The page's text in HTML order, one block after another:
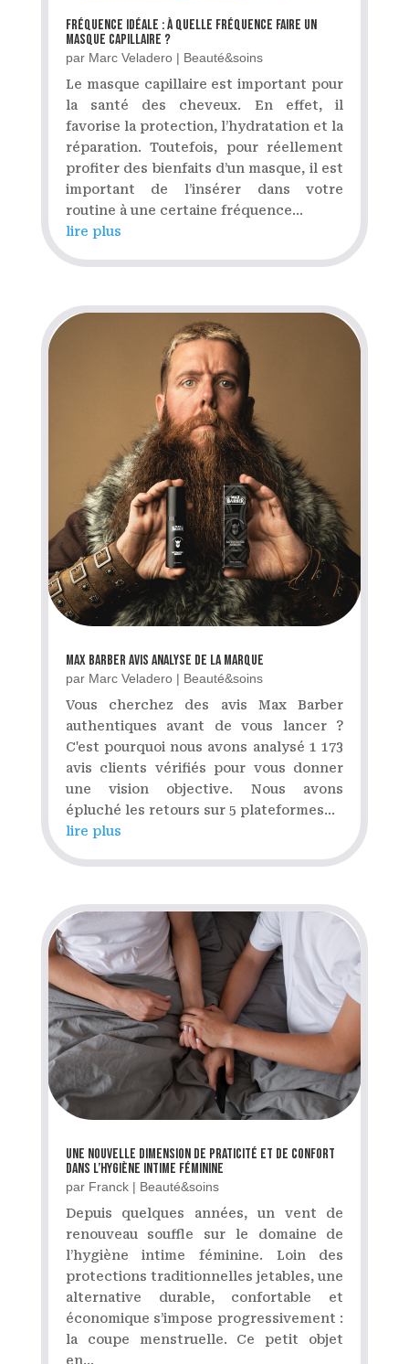
Fréquence idéale : à quelle fréquence faire un
masque capillaire ?
par Marc Veladero| Beauté&soins
Le masque capillaire est important pour
la santé des cheveux. En effet, il
favorise la protection, l’hydratation et la
réparation. Toutefois, pour réellement
profiter des bienfaits d’un masque, il est
important de l’insérer dans votre
routine à une certaine fréquence...
lire plus
Max Barber Avis Analyse de la Marque
par Marc Veladero| Beauté&soins
Vous cherchez des avis Max Barber
authentiques avant de vous lancer ?
C'est pourquoi nous avons analysé 1 173
avis clients vérifiés pour vous donner
une vision objective. Nous avons
épluché les retours sur 5 plateformes...
lire plus
Une nouvelle dimension de praticité et de confort
dans l’hygiène intime féminine
par Franck| Beauté&soins
Depuis quelques années, un vent de
renouveau souffle sur le domaine de
l’hygiène intime féminine. Loin des
protections traditionnelles jetables, une
alternative durable, confortable et
économique s’impose progressivement :
la coupe menstruelle. Ce petit objet
en...